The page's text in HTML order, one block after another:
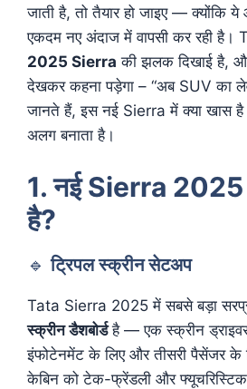
जाती है, तो तैयार हो जाइए — क्योंकि
एकदम नए अंदाज में वापसी कर रही है।
2025 Sierra की झलक दिखाई है,
देखकर कहना पड़ेगा – “अब SUV का
जानते हैं, इस नई Sierra में क्या खास
अलग बनाता है।
1. नई Sierra 2025
है?
🔹ट्रिपल स्क्रीन सेटअप
Tata Sierra 2025 में सबसे बड़ा
स्क्रीन डैशबोर्डहै — एक स्क्रीन
इंफोटेनमेंट के लिए और तीसरी पैसेंजर के
केबिन को टेक-फ्रेंडली और फ्यूचरिस्टिक